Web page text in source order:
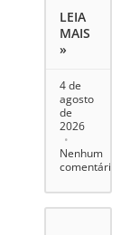
LEIA
MAIS
»
4 de
agosto
de
2026
Nenhum
comentário